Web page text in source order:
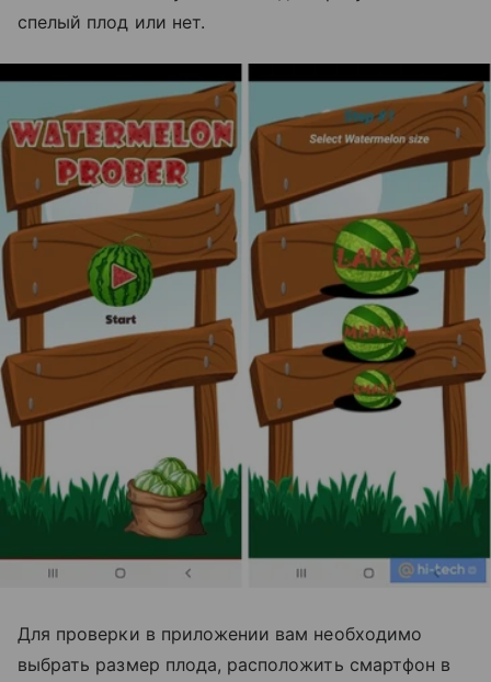
спелый плод или нет.
Для проверки в приложении вам необходимо
выбрать размер плода, расположить смартфон в